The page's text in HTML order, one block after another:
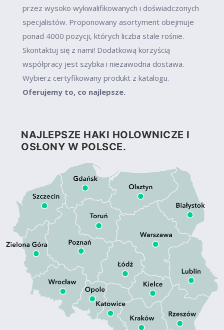
przez wysoko wykwalifikowanych i doświadczonych
specjalistów. Proponowany asortyment obejmuje
ponad 4000 pozycji, których liczba stale rośnie.
Skontaktuj się z nami! Dodatkową korzyścią
współpracy jest szybka i niezawodna dostawa.
Wybierz certyfikowany produkt z katalogu.
Oferujemy to, co najlepsze.
NAJLEPSZE HAKI HOLOWNICZE I
OSŁONY W POLSCE.